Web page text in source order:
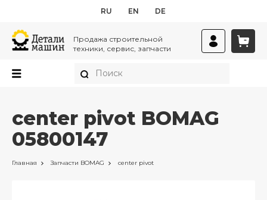
RU EN DE
Продажа строительной
техники, сервис, запчасти
center pivot BOMAG
05800147
Главная Запчасти BOMAG center pivot